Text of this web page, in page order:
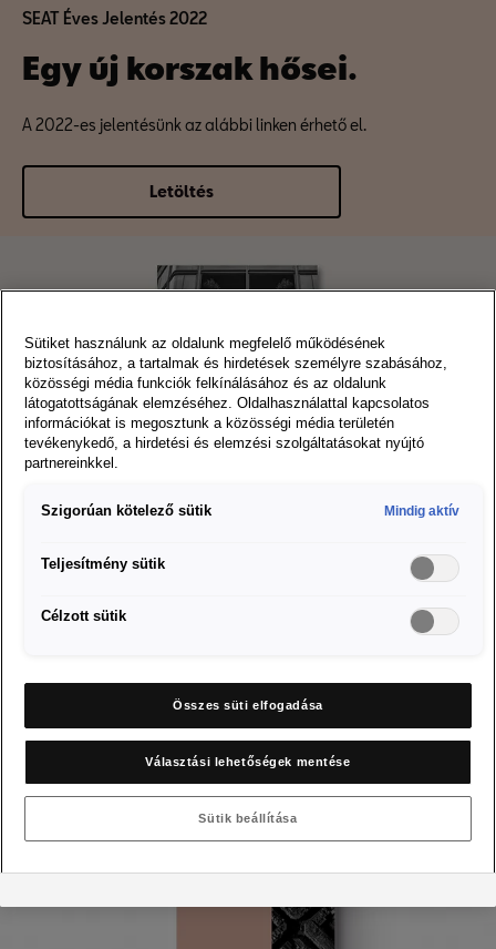
SEAT Éves Jelentés 2022
Egy új korszak hősei.
A 2022-es jelentésünk az alábbi linken érhető el.
Letöltés
#MEGÁLLÍTHATATLAN
Letöltés
Sütiket használunk az oldalunk megfelelő működésének
biztosításához, a tartalmak és hirdetések személyre szabásához,
közösségi média funkciók felkínálásához és az oldalunk
látogatottságának elemzéséhez. Oldalhasználattal kapcsolatos
információkat is megosztunk a közösségi média területén
tevékenykedő, a hirdetési és elemzési szolgáltatásokat nyújtó
partnereinkkel.
Szigorúan kötelező sütik Mindig aktív
Teljesítmény sütik
Célzott sütik
Összes süti elfogadása
Választási lehetőségek mentése
Sütik beállítása